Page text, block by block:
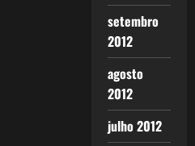
setembro
2012
agosto
2012
julho 2012